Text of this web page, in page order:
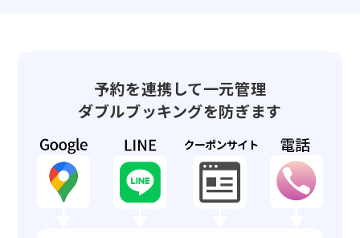
予約を連携して一元管理
ダブルブッキングを防ぎます